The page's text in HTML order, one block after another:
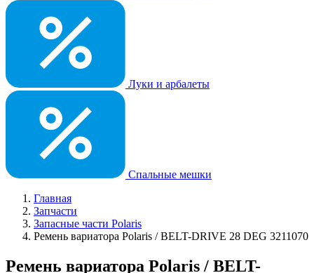
Луки и арбалеты
Спальные мешки
Главная
Запчасти
Запасные части Polaris
Ремень вариатора Polaris / BELT-DRIVE 28 DEG 3211070
Ремень вариатора Polaris / BELT-